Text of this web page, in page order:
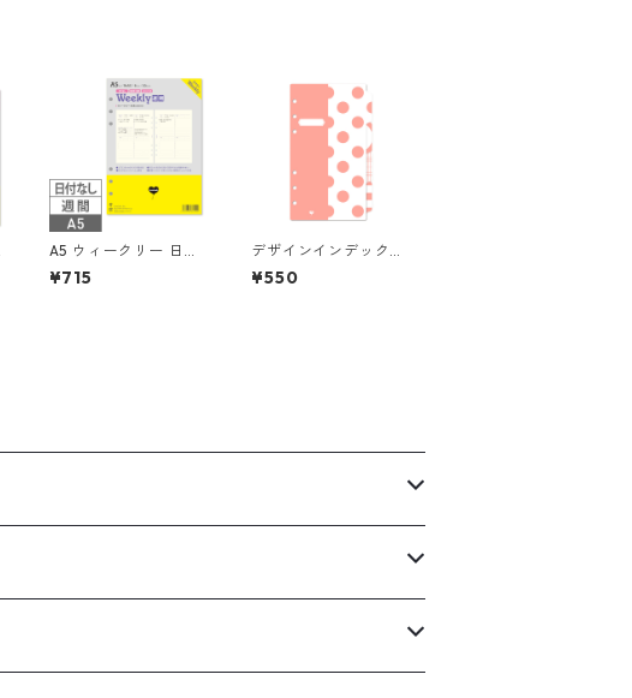
A5 ウィークリー 日付
なし 見開き1週間ブロ
ック式 習慣トラッカー
¥715
デザインインデックス
バイブル 4山 6穴 シス
テム手帳
¥550